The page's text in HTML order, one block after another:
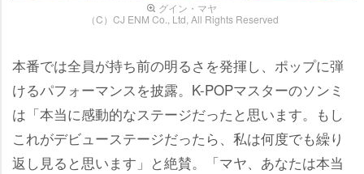
グイン・マヤ
（C）CJ ENM Co., Ltd, All Rights Reserved
本番では全員が持ち前の明るさを発揮し、ポップに弾
けるパフォーマンスを披露。K-POPマスターのソンミ
は「本当に感動的なステージだったと思います。もし
これがデビューステージだったら、私は何度でも繰り
返し見ると思います」と絶賛。「マヤ、あなたは本当